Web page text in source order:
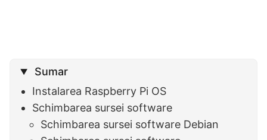
Sumar
Instalarea Raspberry Pi OS
Schimbarea sursei software
Schimbarea sursei software Debian